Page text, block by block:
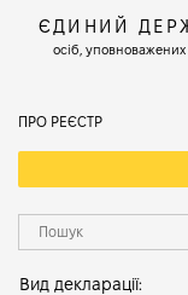
ЄДИНИЙ
осіб,
ПРО РЕЄСТР
Вид декларації: